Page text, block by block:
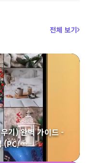
전체 보기
기) 완벽 가이드 -
(PC/…